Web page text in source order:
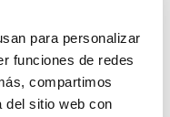
para personalizar
funciones de redes
compartimos
del sitio web con
CAS
[107-41-5]